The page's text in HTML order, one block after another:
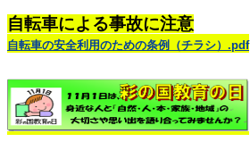
自転車による事故に注意
自転車の安全利用のための条例（チラシ）.pdf